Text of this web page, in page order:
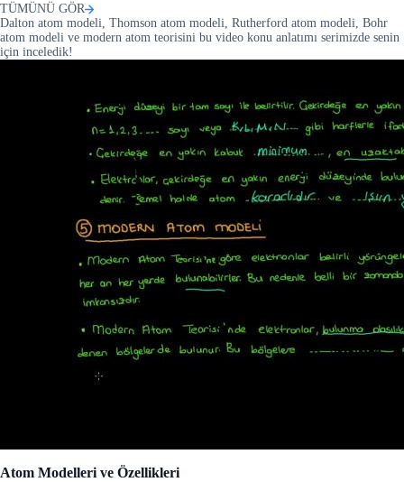
TÜMÜNÜ GÖR
Dalton atom modeli, Thomson atom modeli, Rutherford atom modeli, Bohr
atom modeli ve modern atom teorisini bu video konu anlatımı serimizde senin
için inceledik!
Atom Modelleri ve Özellikleri